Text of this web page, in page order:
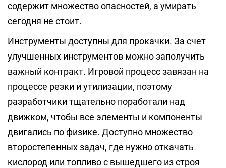
содержит множество опасностей, а умирать
сегодня не стоит.
Инструменты доступны для прокачки. За счет
улучшенных инструментов можно заполучить
важный контракт. Игровой процесс завязан на
процессе резки и утилизации, поэтому
разработчики тщательно поработали над
движком, чтобы все элементы и компоненты
двигались по физике. Доступно множество
второстепенных задач, где нужно откачать
кислород или топливо с вышедшего из строя